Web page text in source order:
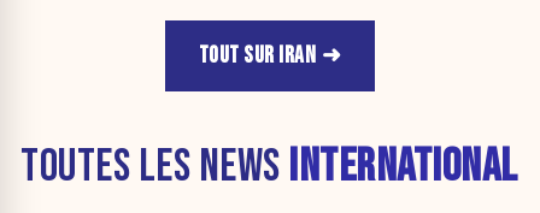
TOUT SUR IRAN
TOUTES LES NEWS INTERNATIONAL